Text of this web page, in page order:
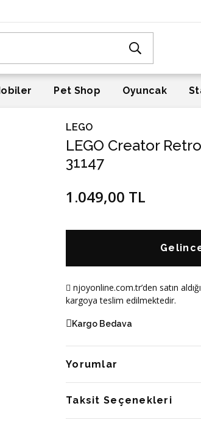
Pet Shop Oyuncak
LEGO
LEGO Creator
31147
1.049,00 TL
njoyonline.com.tr’den satın
kargoya teslim edilmektedir.
Kargo Bedava
Yorumlar
Taksit Seçenekleri